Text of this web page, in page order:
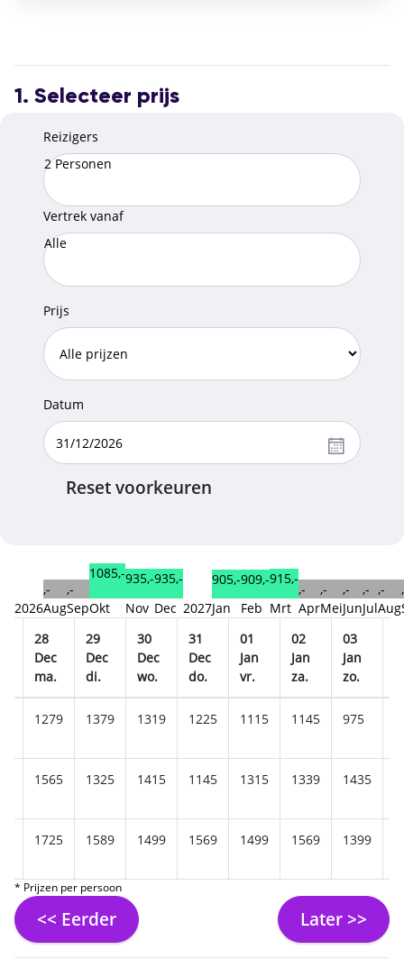
1. Selecteer prijs
Reizigers
2 Personen
Vertrek vanaf
Alle
Prijs
Datum
Reset voorkeuren
2026
,-
Aug
,-
Sep
1085,-
Okt
935,-
Nov
935,-
Dec 2027
905,-
Jan
909,-
Feb
915,-
Mrt
,-
Apr
,-
Mei
,-
Jun
,-
Jul
,-
Aug
28
Dec
ma.
29
Dec
di.
30
Dec
wo.
31
Dec
do.
01
Jan
vr.
02
Jan
za.
03
Jan
zo.
1279 1379 1319 1225 1115 1145 975
1565 1325 1415 1145 1315 1339 1435
1725 1589 1499 1569 1499 1569 1399
* Prijzen per persoon
<< Eerder Later >>